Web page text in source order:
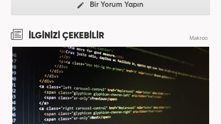
Bir Yorum Yapın
İLGİNİZİ ÇEKEBİLİR Makroo